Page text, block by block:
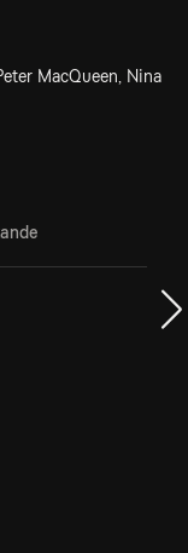
MacQueen, Nina